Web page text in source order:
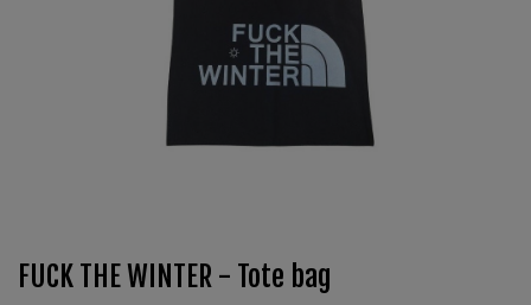
FUCK THE WINTER - Tote bag